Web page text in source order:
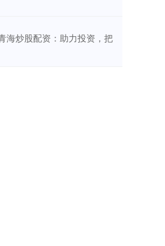
海炒股配资：助力投资，把